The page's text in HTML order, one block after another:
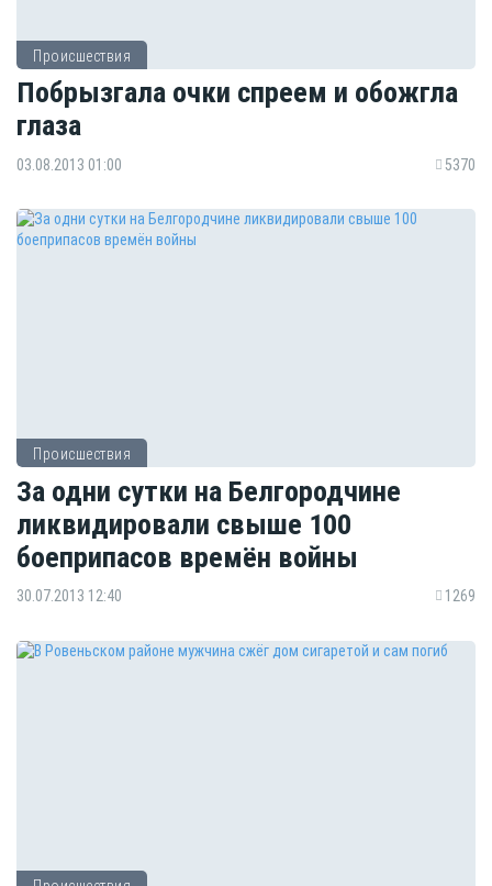
Происшествия
Побрызгала очки спреем и обожгла
глаза
03.08.2013 01:00 5370
Происшествия
За одни сутки на Белгородчине
ликвидировали свыше 100
боеприпасов времён войны
30.07.2013 12:40 1269